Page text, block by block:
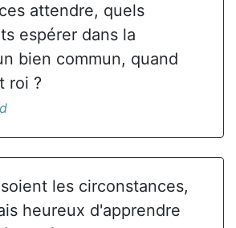
attendre, quels
espérer dans la
bien commun, quand
roi ?
les circonstances,
heureux d'apprendre